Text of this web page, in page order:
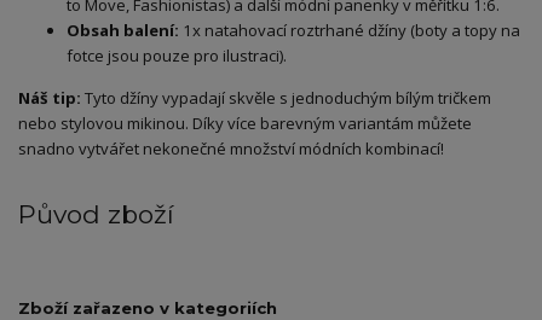
to Move, Fashionistas) a další módní panenky v měřítku 1:6.
Obsah balení: 1x natahovací roztrhané džíny (boty a topy na
fotce jsou pouze pro ilustraci).
Náš tip: Tyto džíny vypadají skvěle s jednoduchým bílým tričkem
nebo stylovou mikinou. Díky více barevným variantám můžete
snadno vytvářet nekonečné množství módních kombinací!
Původ zboží
Zboží zařazeno v kategoriích